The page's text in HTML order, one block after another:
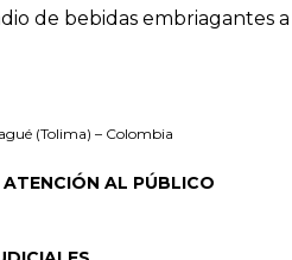
de bebidas embriagantes
(Tolima) – Colombia
AL PÚBLICO